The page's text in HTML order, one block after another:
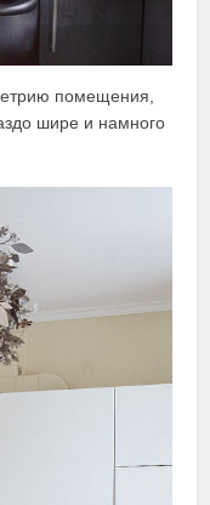
помещения,
шире и намного